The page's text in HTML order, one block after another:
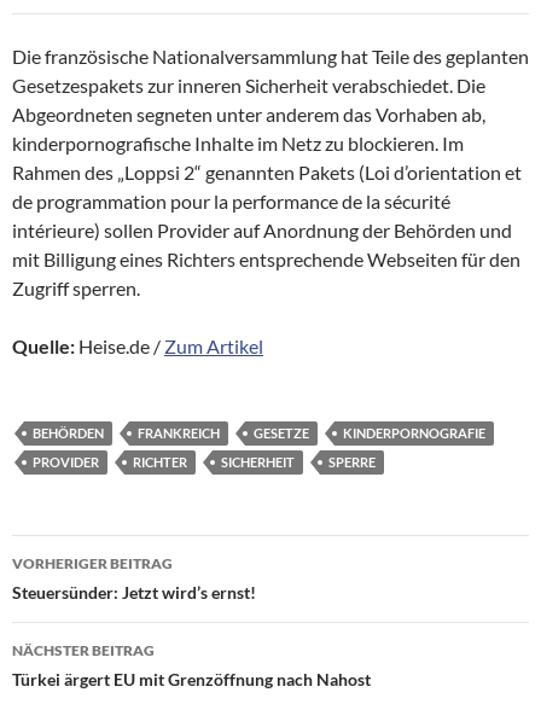
Die französische Nationalversammlung hat Teile des geplanten
Gesetzespakets zur inneren Sicherheit verabschiedet. Die
Abgeordneten segneten unter anderem das Vorhaben ab,
kinderpornografische Inhalte im Netz zu blockieren. Im
Rahmen des „Loppsi 2“ genannten Pakets (Loi d’orientation et
de programmation pour la performance de la sécurité
intérieure) sollen Provider auf Anordnung der Behörden und
mit Billigung eines Richters entsprechende Webseiten für den
Zugriff sperren.
Quelle: Heise.de / Zum Artikel
BEHÖRDEN FRANKREICH GESETZE
KINDERPORNOGRAFIE
PROVIDER
RICHTER SICHERHEIT SPERRE
Beitragsnavigation
VORHERIGER BEITRAG
Steuersünder: Jetzt wird’s ernst!
NÄCHSTER BEITRAG
Türkei ärgert EU mit Grenzöffnung nach Nahost